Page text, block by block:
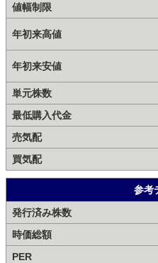
値幅制限
年初来高値
年初来安値
単元株数
最低購入代金
売気配
買気配
参考
発行済み株数
時価総額
PER